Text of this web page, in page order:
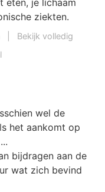
ziekten.
Bekijk volledig
wel de
het aankomt op
bijdragen aan de
wat zich bevind